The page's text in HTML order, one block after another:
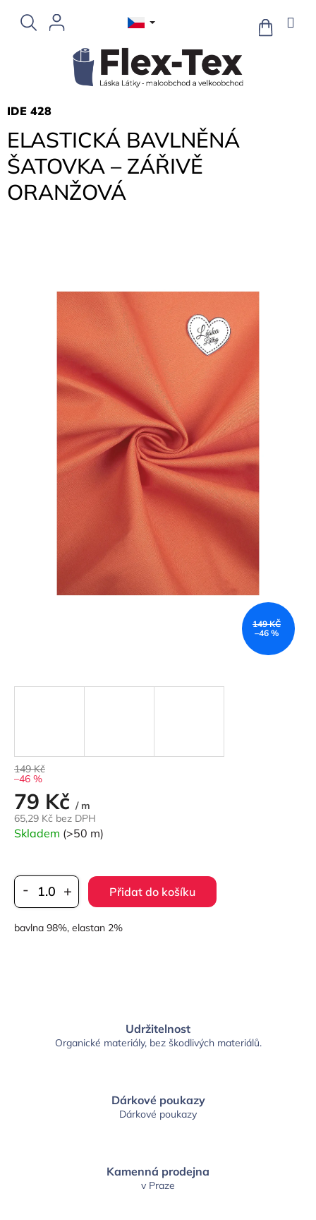
obsah
NÁKUPNÍ
KOŠÍK
ELASTICKÁ BAVLNĚNÁ
ŠATOVKA – ZÁŘIVĚ
ORANŽOVÁ
IDE 428
149 KČ
–46 %
149 Kč
–46 %
79 Kč / m
65,29 Kč bez DPH
Měrná
cena:
Skladem (>50 m)
Přidat do košíku
bavlna 98%, elastan 2%
Udržitelnost
Organické materiály, bez škodlivých materiálů.
Dárkové poukazy
Dárkové poukazy
Kamenná prodejna
v Praze